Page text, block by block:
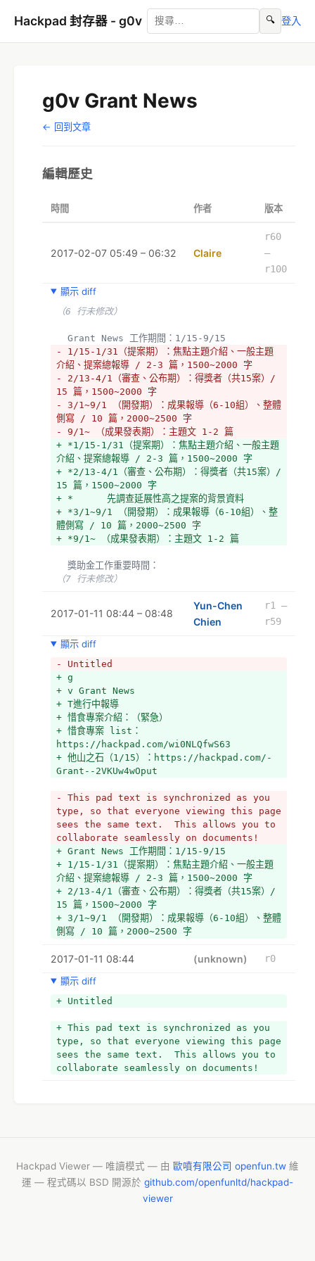
Hackpad 封存器 - g0v 🔍 登入
g0v Grant News
← 回到文章
編輯歷史
時間 作者 版本
2017-02-07 05:49 – 06:32 Claire
r60
–
r100
顯示 diff
（6 行未修改）
  Grant News 工作期間：1/15-9/15
- 1/15-1/31（提案期）：焦點主題介紹、一般主題
介紹、提案總報導 / 2-3 篇，1500~2000 字
- 2/13-4/1（審查、公布期）：得獎者（共15案）/
15 篇，1500~2000 字
- 3/1~9/1 （開發期）：成果報導（6-10組）、整體
側寫 / 10 篇，2000~2500 字
- 9/1~ （成果發表期）：主題文 1-2 篇
+ *1/15-1/31（提案期）：焦點主題介紹、一般主題
介紹、提案總報導 / 2-3 篇，1500~2000 字
+ *2/13-4/1（審查、公布期）：得獎者（共15案）/
15 篇，1500~2000 字
+ *      先調查延展性高之提案的背景資料
+ *3/1~9/1 （開發期）：成果報導（6-10組）、整
體側寫 / 10 篇，2000~2500 字
+ *9/1~ （成果發表期）：主題文 1-2 篇
  獎助金工作重要時間：
（7 行未修改）
2017-01-11 08:44 – 08:48
Yun-Chen
Chien
r1 –
r59
顯示 diff
- Untitled
+ g
+ v Grant News
+ T進行中報導
+ 惜食專案介紹：（緊急）
+ 惜食專案 list：
https://hackpad.com/wi0NLQfwS63
+ 他山之石（1/15）：https://hackpad.com/-
Grant--2VKUw4wOput
- This pad text is synchronized as you
type, so that everyone viewing this page
sees the same text.  This allows you to
collaborate seamlessly on documents!
+ Grant News 工作期間：1/15-9/15
+ 1/15-1/31（提案期）：焦點主題介紹、一般主題
介紹、提案總報導 / 2-3 篇，1500~2000 字
+ 2/13-4/1（審查、公布期）：得獎者（共15案）/
15 篇，1500~2000 字
+ 3/1~9/1 （開發期）：成果報導（6-10組）、整體
側寫 / 10 篇，2000~2500 字
+
+ 1/31 截止
+ 2/10 公眾意見截止
+ 3月初 評審實體審查、面試
+ 3/6 公布名單
+ 7/1 大松實體進度報告
+ 9/15 WCIT 成果發表
2017-01-11 08:44 (unknown)
r0
顯示 diff
+ Untitled
+ This pad text is synchronized as you
type, so that everyone viewing this page
sees the same text.  This allows you to
collaborate seamlessly on documents!
Hackpad Viewer — 唯讀模式 — 由 歐噴有限公司 openfun.tw 維
運 — 程式碼以 BSD 開源於 github.com/openfunltd/hackpad-
viewer